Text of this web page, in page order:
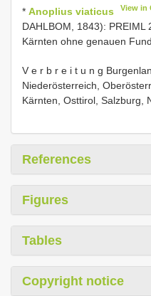
* Anoplius viaticus View in
DAHLBOM, 1843): PREIML
Kärnten ohne genauen
V e r b r e i t u n g
Niederösterreich,
Kärnten, Osttirol, Salzburg,
References
Figures
Tables
Copyright notice